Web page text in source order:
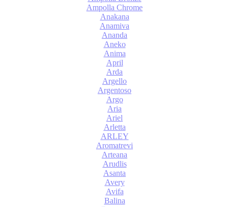
Ampolla Chrome
Anakana
Anamiva
Ananda
Aneko
Anima
April
Arda
Argello
Argentoso
Argo
Aria
Ariel
Arletta
ARLEY
Aromatrevi
Arteana
Arudlis
Asanta
Avery
Avifa
Balina